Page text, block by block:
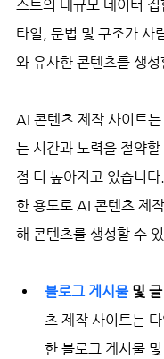
스트의 대규모 데이터
타일, 문법 및 구조가 사
와 유사한 콘텐츠를 생
AI 콘텐츠 제작 사이트는
는 시간과 노력을 절약할
점 더 높아지고 있습니
한 용도로 AI 콘텐츠 제
해 콘텐츠를 생성할 수
블로그 게시물 및 글
츠 제작 사이트는
한 블로그 게시물